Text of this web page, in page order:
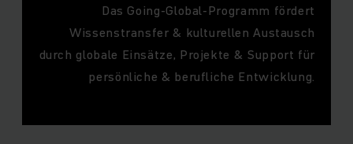
Das Going-Global-Programm fördert
Wissenstransfer & kulturellen Austausch
durch globale Einsätze, Projekte & Support für
persönliche & berufliche Entwicklung.